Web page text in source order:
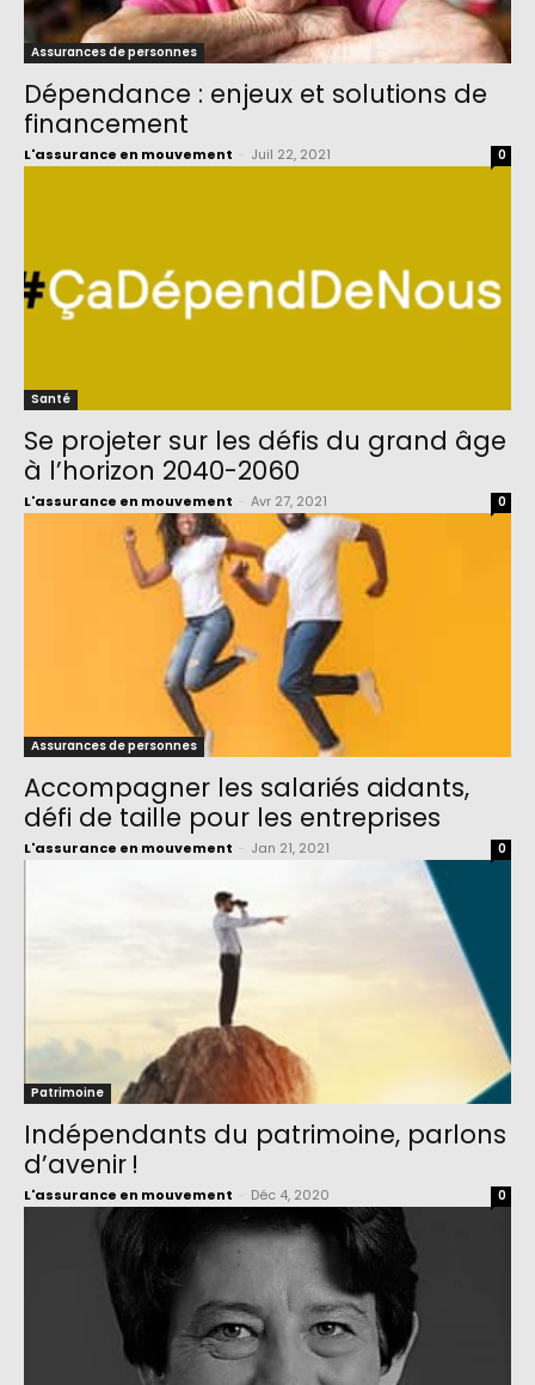
Assurances de personnes
Dépendance : enjeux et solutions de
financement
L'assurance en mouvement Juil 22, 2021 0
Santé
Se projeter sur les défis du grand âge
à l’horizon 2040-2060
L'assurance en mouvement Avr 27, 2021 0
Assurances de personnes
Accompagner les salariés aidants,
défi de taille pour les entreprises
L'assurance en mouvement Jan 21, 2021 0
Patrimoine
Indépendants du patrimoine, parlons
d’avenir !
L'assurance en mouvement Déc 4, 2020 0